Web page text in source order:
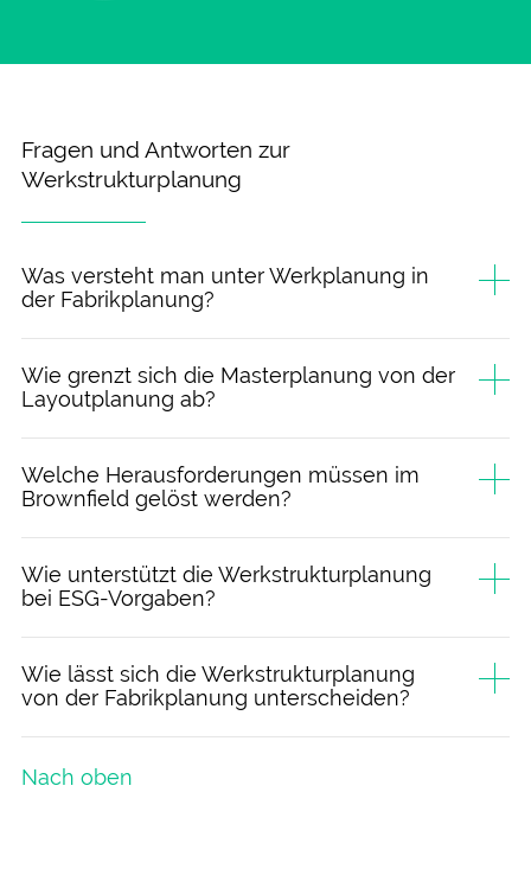
Fragen und Antworten zur
Werkstrukturplanung
Was versteht man unter Werkplanung in
der Fabrikplanung?
Wie grenzt sich die Master­planung von der
Layout­planung ab?
Welche Heraus­forderungen müssen im
Brown­field gelöst werden?
Wie unter­stützt die Werk­struktur­planung
bei ESG-Vorgaben?
Wie lässt sich die Werkstruktur­planung
von der Fabrik­planung unterscheiden?
Nach oben